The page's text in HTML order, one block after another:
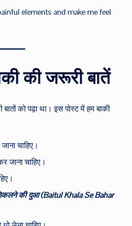
elements and make me feel
की जरूरी बातें
को पढ़ा था। इस पोस्ट में हम बाकी
चाहिए।
जाना चाहिए।
की दुआ (Baitul Khala Se Bahar